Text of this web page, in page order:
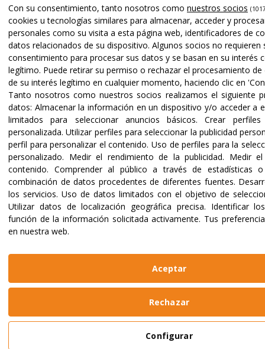
Con su consentimiento, tanto nosotros como nuestros socios
cookies u tecnologías similares para almacenar, acceder y
personales como su visita a esta página web, identificadores de
datos relacionados de su dispositivo. Algunos socios no requieren
consentimiento para procesar sus datos y se basan en su interés
legítimo. Puede retirar su permiso o rechazar el procesamiento
de su interés legítimo en cualquier momento, haciendo clic en
Tanto nosotros como nuestros socios realizamos el siguiente
datos: Almacenar la información en un dispositivo y/o acceder a
limitados para seleccionar anuncios básicos.Crear
personalizada.Utilizar perfiles para seleccionar la publicidad
perfil para personalizar el contenido. Uso de perfiles para la
personalizado. Medir el rendimiento de la publicidad. Medir
contenido. Comprender al público a través de estadísticas
combinación de datos procedentes de diferentes fuentes.
los servicios. Uso de datos limitados con el objetivo de
Utilizar datos de localización geográfica precisa. Identificar
función de la información solicitada activamente. Tus
en nuestra web.
Configurar
Rechazar
Aceptar